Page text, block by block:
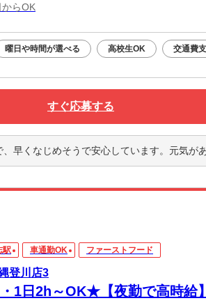
らOK
曜日や時間が選べる 高校生OK 交通費
すぐ応募する
しています。元気があって、声も大きくすぐになじむことができまし
駅 車通勤OK ファーストフード
登川店3
1日2h～OK★【夜勤で高時給